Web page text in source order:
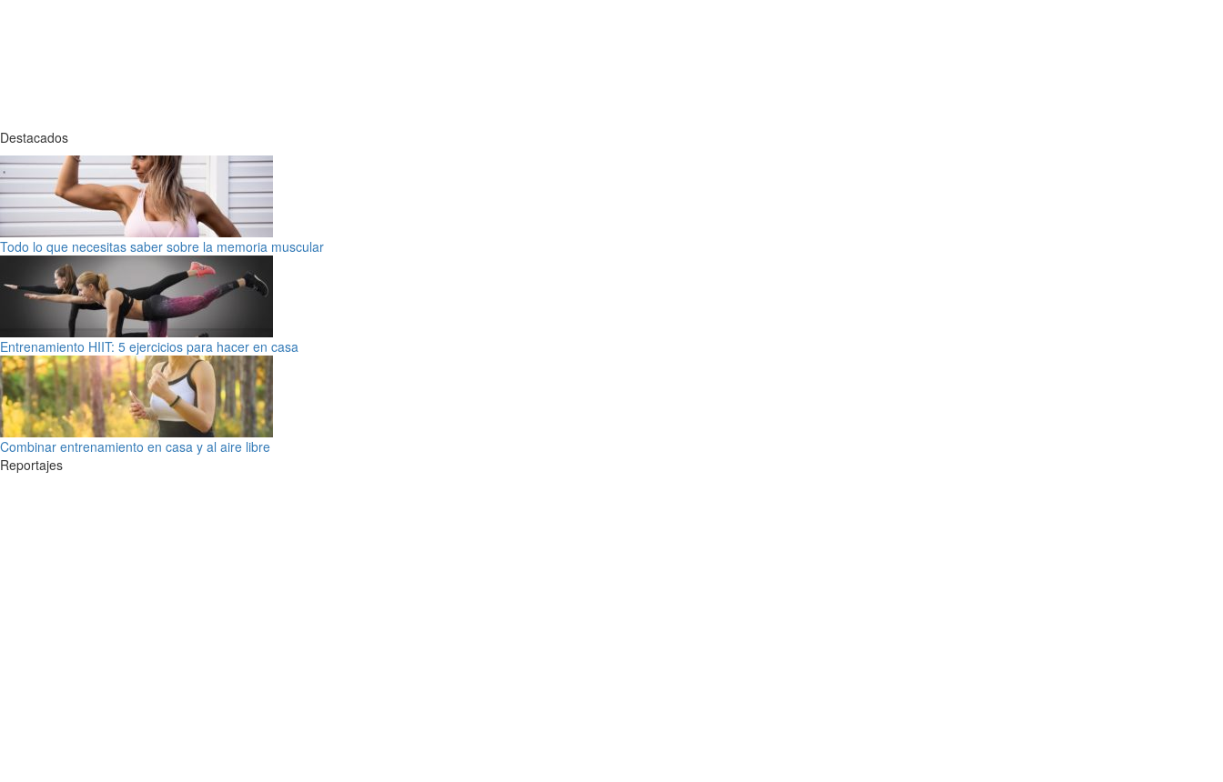
Destacados
Todo lo que necesitas saber sobre la memoria muscular
Entrenamiento HIIT: 5 ejercicios para hacer en casa
Combinar entrenamiento en casa y al aire libre
Reportajes